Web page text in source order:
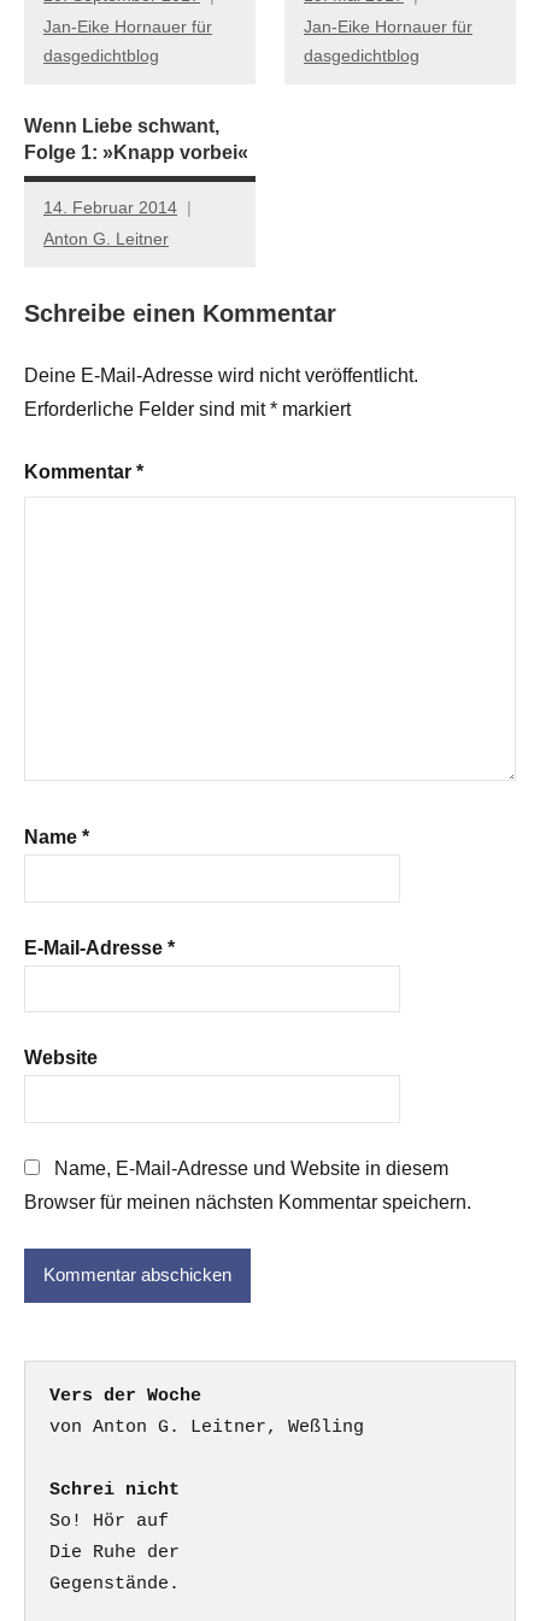
Jan-Eike Hornauer für
dasgedichtblog
Jan-Eike Hornauer für
dasgedichtblog
Wenn Liebe schwant,
Folge 1: »Knapp vorbei«
14. Februar 2014
Anton G. Leitner
Schreibe einen Kommentar
Deine E-Mail-Adresse wird nicht veröffentlicht.
Erforderliche Felder sind mit* markiert
Kommentar *
Name *
E-Mail-Adresse *
Website
Name, E-Mail-Adresse und Website in diesem
Browser für meinen nächsten Kommentar speichern.
Vers der Woche
Schrei nicht
So! Hör auf
Die Ruhe der
Gegenstände.